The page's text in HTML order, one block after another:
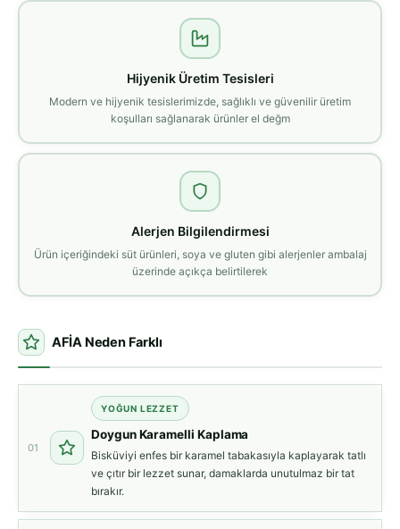
Hijyenik Üretim Tesisleri
Modern ve hijyenik tesislerimizde, sağlıklı ve güvenilir üretim
koşulları sağlanarak ürünler el değm
Alerjen Bilgilendirmesi
Ürün içeriğindeki süt ürünleri, soya ve gluten gibi alerjenler ambalaj
üzerinde açıkça belirtilerek
AFİA Neden Farklı
01
YOĞUN LEZZET
Doygun Karamelli Kaplama
Bisküviyi enfes bir karamel tabakasıyla kaplayarak tatlı
ve çıtır bir lezzet sunar, damaklarda unutulmaz bir tat
bırakır.